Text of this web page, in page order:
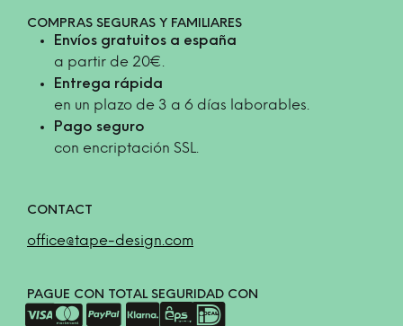
COMPRAS SEGURAS Y FAMILIARES
Envíos gratuitos a españa
a partir de 20€.
Entrega rápida
en un plazo de 3 a 6 días laborables.
Pago seguro
con encriptación SSL.
CONTACT
office@tape-design.com
PAGUE CON TOTAL SEGURIDAD CON